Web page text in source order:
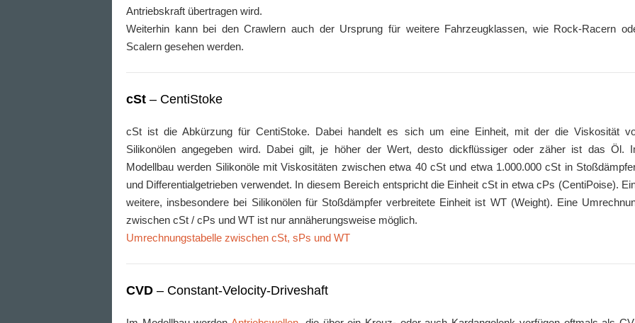
Antriebskraft übertragen wird.
Weiterhin kann bei den Crawlern auch der Ursprung für weitere Fahrzeugklassen, wie Rock-Racern
Scalern gesehen werden.
cSt – CentiStoke
cSt ist die Abkürzung für CentiStoke. Dabei handelt es sich um eine Einheit, mit der die Viskosität
Silikonölen angegeben wird. Dabei gilt, je höher der Wert, desto dickflüssiger oder zäher ist das Öl.
Modellbau werden Silikonöle mit Viskositäten zwischen etwa 40 cSt und etwa 1.000.000 cSt in
und Differentialgetrieben verwendet. In diesem Bereich entspricht die Einheit cSt in etwa cPs (CentiPoise).
weitere, insbesondere bei Silikonölen für Stoßdämpfer verbreitete Einheit ist WT (Weight). Eine
zwischen cSt / cPs und WT ist nur annäherungsweise möglich.
Umrechnungstabelle zwischen cSt, sPs und WT
CVD – Constant-Velocity-Driveshaft